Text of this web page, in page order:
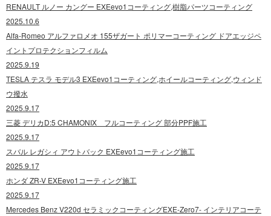
RENAULT ルノー カングー EXEevo1コーティング,樹脂パーツコーティング
2025.10.6
Alfa-Romeo アルファロメオ 155ザガート ポリマーコーティング ドアエッジペ
イントプロテクションフィルム
2025.9.19
TESLA テスラ モデル3 EXEevo1コーティング,ホイールコーティング,ウィンド
ウ撥水
2025.9.17
三菱 デリカD:5 CHAMONIX フルコーティング 部分PPF施工
2025.9.17
スバル レガシィ アウトバック EXEevo1コーティング施工
2025.9.17
ホンダ ZR-V EXEevo1コーティング施工
2025.9.17
Mercedes Benz V220d セラミックコーティングEXE-Zero7- インテリアコーテ